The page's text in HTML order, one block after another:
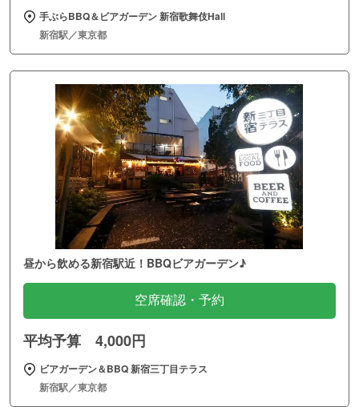
手ぶらBBQ＆ビアガーデン 新宿歌舞伎Hall
新宿駅／東京都
昼から飲める新宿駅近！BBQビアガーデン♪
空席確認・予約
平均予算 4,000円
ビアガーデン＆BBQ 新宿三丁目テラス
新宿駅／東京都